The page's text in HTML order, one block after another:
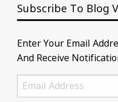
Subscribe To Blog
Enter Your Email
And Receive
Email
Address